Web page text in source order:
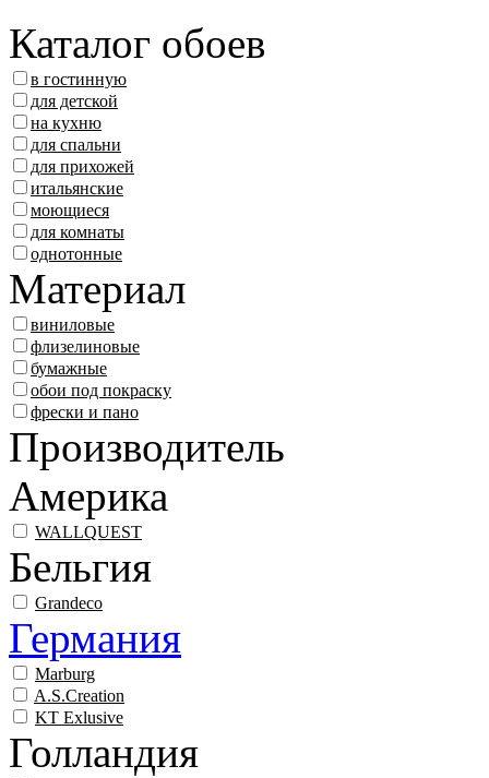
Каталог обоев
в гостинную
для детской
на кухню
для спальни
для прихожей
итальянские
моющиеся
для комнаты
однотонные
Материал
виниловые
флизелиновые
бумажные
обои под покраску
фрески и пано
Производитель
Америка
WALLQUEST
Бельгия
Grandeco
Германия
Marburg
A.S.Creation
KT Exlusive
Голландия